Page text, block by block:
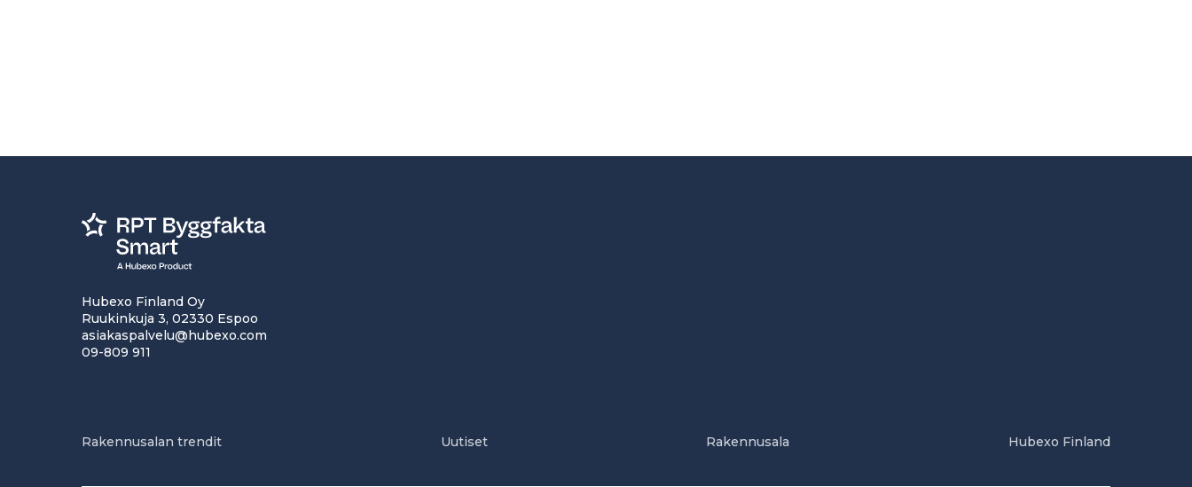
Hubexo Finland Oy
Ruukinkuja 3, 02330 Espoo
asiakaspalvelu@hubexo.com
09-809 911
Rakennusalan trendit Uutiset Rakennusala Hubexo Finland